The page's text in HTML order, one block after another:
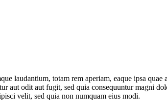
laudantium, totam rem aperiam, eaque ipsa
aut odit aut fugit, sed quia consequuntur magni
velit, sed quia non numquam eius modi.